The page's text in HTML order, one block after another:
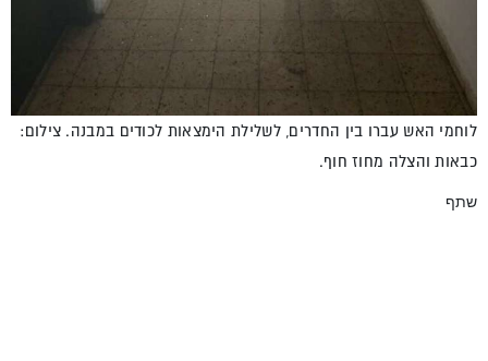
לוחמי האש עברו בין החדרים, לשלילת הימצאות לכודים במבנה. צילום:
כבאות והצלה מחוז חוף.
שתף